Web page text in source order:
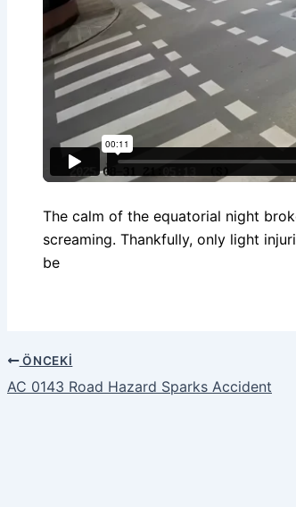
The calm of the equatorial night
screaming. Thankfully, only light
be
ÖNCEKI
AC 0143 Road Hazard Sparks Accident